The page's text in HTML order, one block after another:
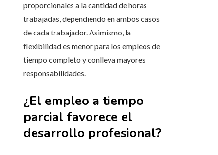
proporcionales a la cantidad de horas
trabajadas, dependiendo en ambos casos
de cada trabajador. Asimismo, la
flexibilidad es menor para los empleos de
tiempo completo y conlleva mayores
responsabilidades.
¿El empleo a tiempo
parcial favorece el
desarrollo profesional?